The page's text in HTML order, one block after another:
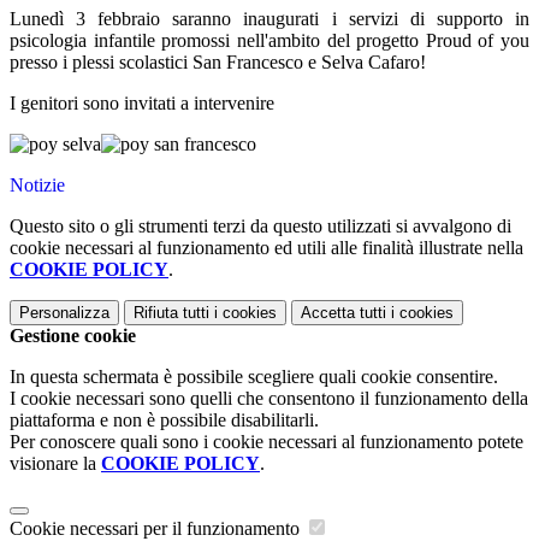
Lunedì 3 febbraio saranno inaugurati i servizi di supporto in
psicologia infantile promossi nell'ambito del progetto Proud of you
presso i plessi scolastici San Francesco e Selva Cafaro!
I genitori sono invitati a intervenire
Notizie
Questo sito o gli strumenti terzi da questo utilizzati si avvalgono di
cookie necessari al funzionamento ed utili alle finalità illustrate nella
COOKIE POLICY.
Personalizza Rifiuta tutti i cookies Accetta tutti i cookies
Gestione cookie
In questa schermata è possibile scegliere quali cookie consentire.
I cookie necessari sono quelli che consentono il funzionamento della
piattaforma e non è possibile disabilitarli.
Per conoscere quali sono i cookie necessari al funzionamento potete
visionare la COOKIE POLICY.
Cookie necessari per il funzionamento